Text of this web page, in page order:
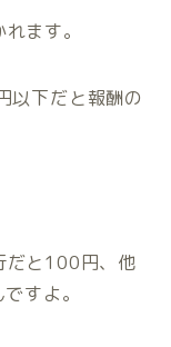
ます。
以下だと報酬の
だと100円、他
すよ。